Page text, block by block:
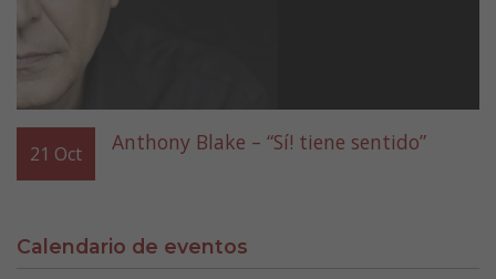
21 Oct Anthony Blake – “Sí! tiene sentido”
Calendario de eventos